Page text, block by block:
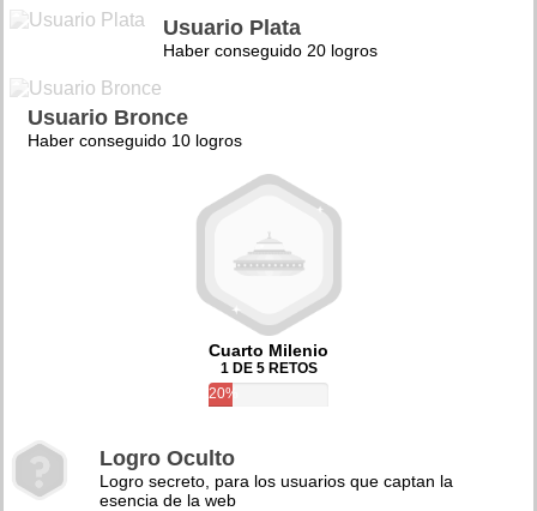
Usuario Plata
Haber conseguido 20 logros
Usuario Bronce
Haber conseguido 10 logros
Cuarto Milenio
1 DE 5 RETOS
20%
Logro Oculto
Logro secreto, para los usuarios que captan la
esencia de la web